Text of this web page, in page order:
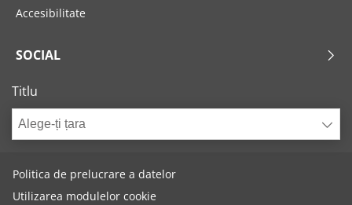
Accesibilitate
SOCIAL
Titlu
Alege-ți țara
Politica de prelucrare a datelor
Utilizarea modulelor cookie